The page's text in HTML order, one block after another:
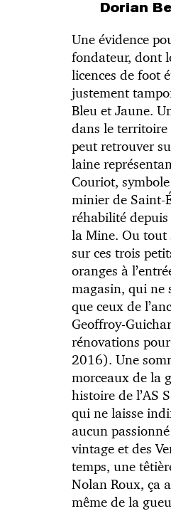
Dorian
Une évidence
fondateur, dont
licences de foot
justement
Bleu et Jaune.
dans le territoire
peut retrouver
laine
Couriot,
minier de Saint-
réhabilité depuis
la Mine. Ou tout
sur ces trois
oranges à
magasin, qui ne
que ceux de
Geoffroy-
rénovations pour
2016). Une
morceaux de la
histoire de l’AS
qui ne laisse
aucun
vintage et des
temps, une
Nolan Roux, ça
même de la